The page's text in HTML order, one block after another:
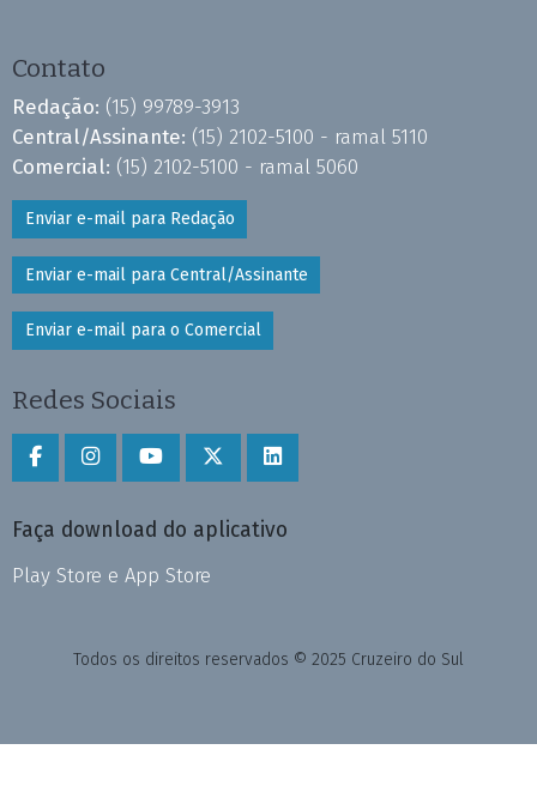
Contato
Redação: (15) 99789-3913
Central/Assinante: (15) 2102-5100 - ramal 5110
Comercial: (15) 2102-5100 - ramal 5060
Enviar e-mail para Redação
Enviar e-mail para Central/Assinante
Enviar e-mail para o Comercial
Redes Sociais
Faça download do aplicativo
Play Store e App Store
Todos os direitos reservados © 2025 Cruzeiro do Sul